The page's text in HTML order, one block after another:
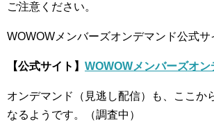
ご注意ください。
WOWOWメンバーズオンデマンド公式サ
【公式サイト】 WOWOWメンバーズオン
オンデマンド（見逃し配信）も、ここか
なるようです。（調査中）